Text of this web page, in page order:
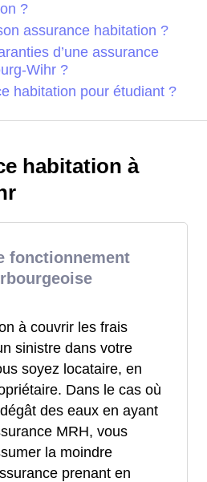
?
assurance habitation ?
d’une assurance
Wihr ?
habitation pour étudiant ?
habitation à
fonctionnement
à couvrir les frais
sinistre dans votre
soyez locataire, en
Dans le cas où
des eaux en ayant
MRH, vous
la moindre
prenant en